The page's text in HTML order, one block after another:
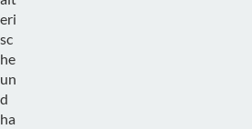
eri
sc
he
un
d
ha